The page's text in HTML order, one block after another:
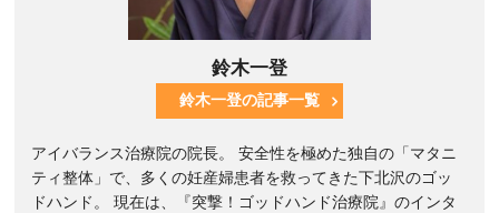
鈴木一登
鈴木一登の記事一覧
アイバランス治療院の院長。 安全性を極めた独自の「マタニ
ティ整体」で、多くの妊産婦患者を救ってきた下北沢のゴッ
ドハンド。 現在は、『突撃！ゴッドハンド治療院』のインタ